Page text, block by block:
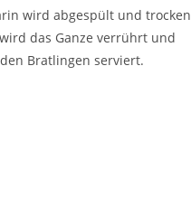
wird abgespült und trocken
das Ganze verrührt und
Bratlingen serviert.